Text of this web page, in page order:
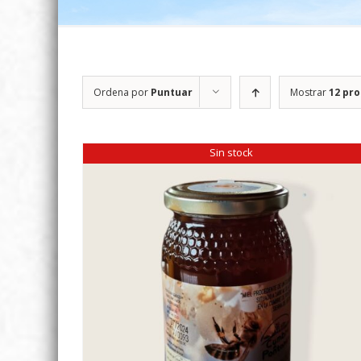
Ordena por Puntuar Mostrar12
Sin stock